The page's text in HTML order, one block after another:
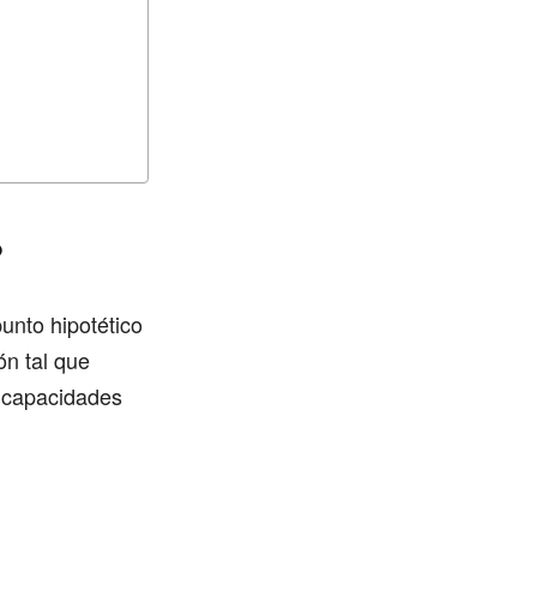
hipotético
tal que